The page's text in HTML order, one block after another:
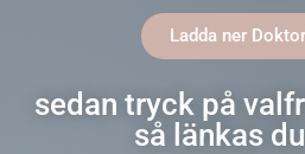
Ladda ner
sedan tryck på
så länkas